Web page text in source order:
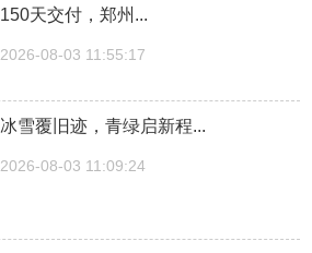
150天交付，郑州...
2026-08-03 11:55:17
冰雪覆旧迹，青绿启新程...
2026-08-03 11:09:24